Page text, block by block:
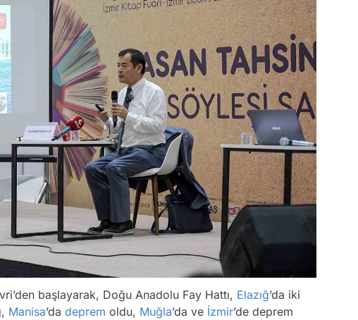
başlayarak, Doğu Anadolu Fay Hattı, Elazığ’da iki
Manisa’da deprem oldu, Muğla’da ve İzmir’de deprem